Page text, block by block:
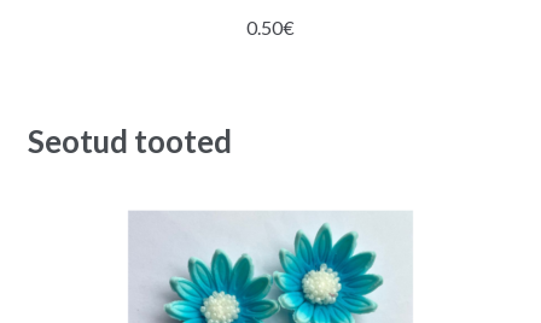
0.50€
Seotud tooted